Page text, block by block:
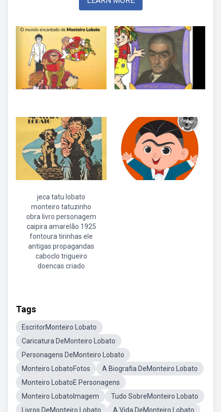
jeca tatu lobato
monteiro tatuzinho
obra livro personagem
caipira amarelão 1925
fontoura tirinhas ele
antigas propagandas
caboclo trigueiro
doencas criado
Tags
EscritorMonteiro Lobato
Caricatura DeMonteiro Lobato
Personagens DeMonteiro Lobato
Monteiro LobatoFotos
A Biografia DeMonteiro Lobato
Monteiro LobatoE Personagens
Monteiro LobatoImagem
Tudo SobreMonteiro Lobato
Livros DeMonteiro Lobato
A Vida DeMonteiro Lobato